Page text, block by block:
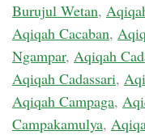
Burujul Wetan,
Aqiqah Cacaban,
Ngampar, Aqiqah
Aqiqah Cadassari,
Aqiqah Campaga,
Campakamulya,